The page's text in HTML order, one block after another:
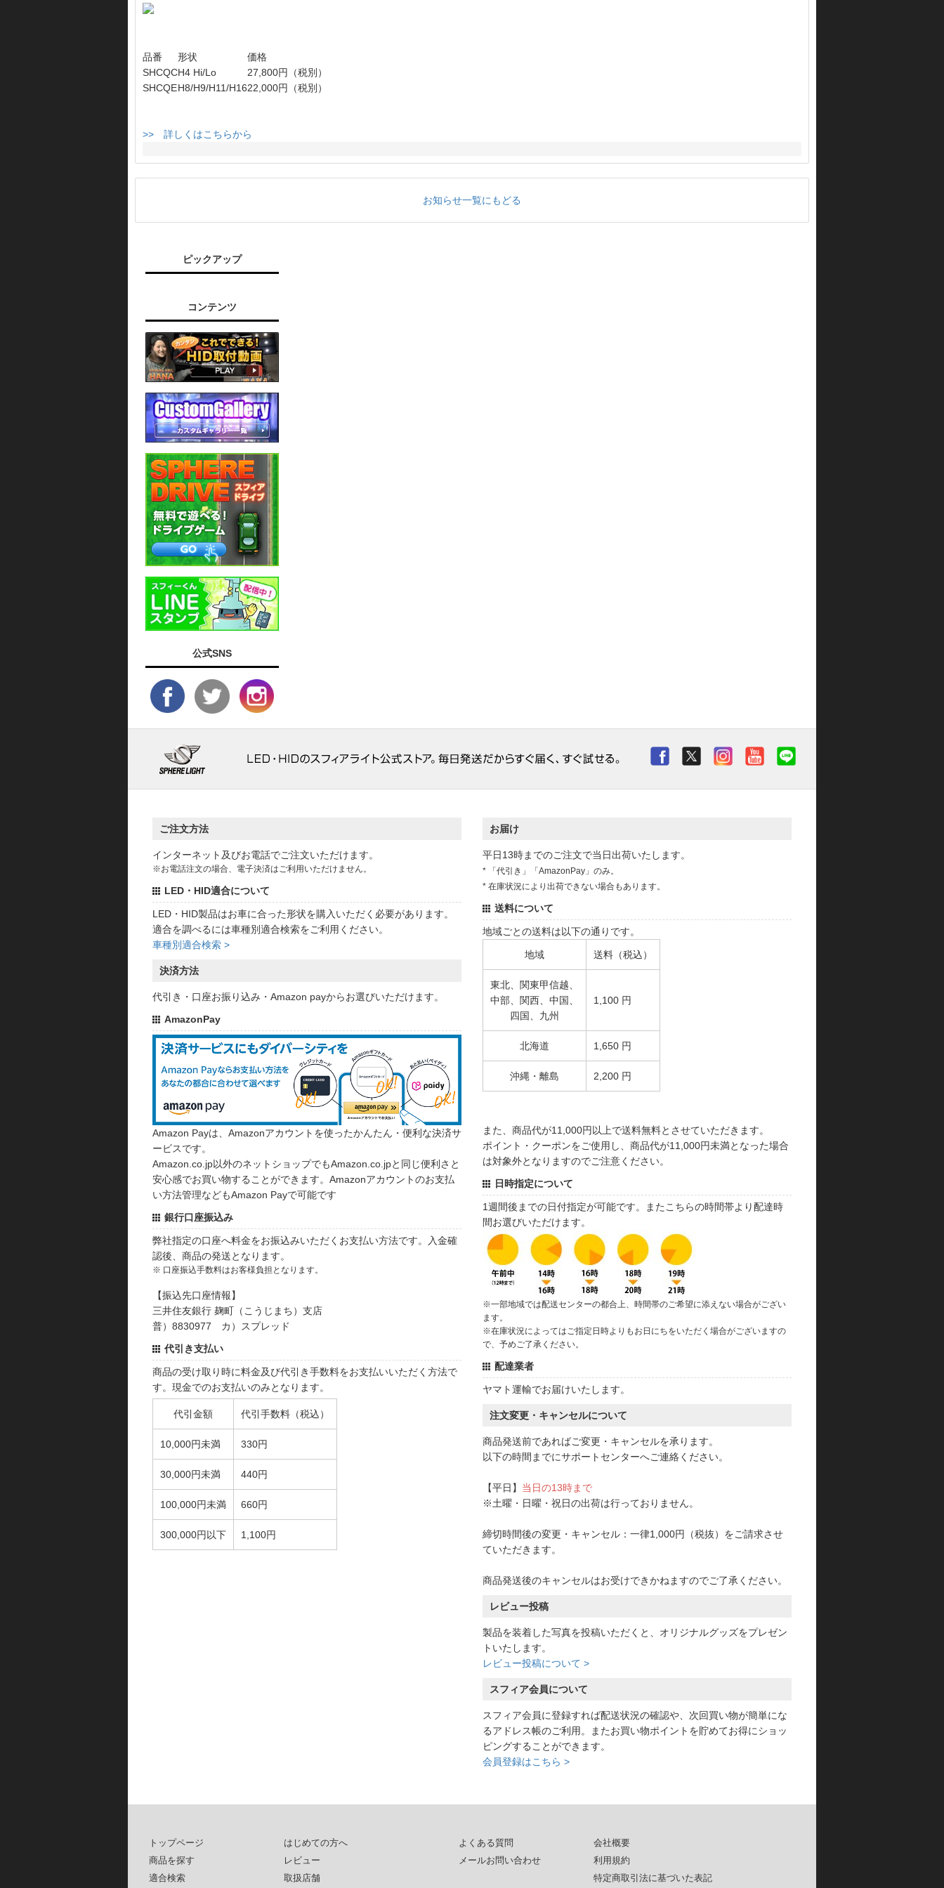
品番 形状
価格
SHCQCH4 Hi/Lo
27,800円（税別）
SHCQEH8/H9/H11/H1622,000円（税別）
>> 詳しくはこちらから
お知らせ一覧にもどる
ピックアップ
コンテンツ
公式SNS
ご注文方法
インターネット及びお電話でご注文いただけます。
※お電話注文の場合、電子決済はご利用いただけません。
LED・HID適合について
LED・HID製品はお車に合った形状を購入いただく必要があります。
適合を調べるには車種別適合検索をご利用ください。
車種別適合検索 >
決済方法
代引き・口座お振り込み・Amazon payからお選びいただけます。
AmazonPay
Amazon Payは、Amazonアカウントを使ったかんたん・便利な決済サ
ービスです。
Amazon.co.jp以外のネットショップでもAmazon.co.jpと同じ便利さと
安心感でお買い物することができます。Amazonアカウントのお支払
い方法管理などもAmazon Payで可能です
銀行口座振込み
弊社指定の口座へ料金をお振込みいただくお支払い方法です。入金確
認後、商品の発送となります。
※ 口座振込手数料はお客様負担となります。
【振込先口座情報】
三井住友銀行 麹町（こうじまち）支店
普）8830977 カ）スプレッド
代引き支払い
商品の受け取り時に料金及び代引き手数料をお支払いいただく方法で
す。現金でのお支払いのみとなります。
代引金額 代引手数料（税込）
10,000円未満 330円
30,000円未満 440円
100,000円未満 660円
300,000円以下 1,100円
お届け
平日13時までのご注文で当日出荷いたします。
* 「代引き」「AmazonPay」のみ。
* 在庫状況により出荷できない場合もあります。
送料について
地域ごとの送料は以下の通りです。
地域 送料（税込）
東北、関東甲信越、
中部、関西、中国、
四国、九州
1,100 円
北海道 1,650 円
沖縄・離島 2,200 円
また、商品代が11,000円以上で送料無料とさせていただきます。
ポイント・クーポンをご使用し、商品代が11,000円未満となった場合
は対象外となりますのでご注意ください。
日時指定について
1週間後までの日付指定が可能です。またこちらの時間帯より配達時
間お選びいただけます。
※一部地域では配送センターの都合上、時間帯のご希望に添えない場合がござい
ます。
※在庫状況によってはご指定日時よりもお日にちをいただく場合がございますの
で、予めご了承ください。
配達業者
ヤマト運輸でお届けいたします。
注文変更・キャンセルについて
商品発送前であればご変更・キャンセルを承ります。
以下の時間までにサポートセンターへご連絡ください。
【平日】 当日の13時まで
※土曜・日曜・祝日の出荷は行っておりません。
締切時間後の変更・キャンセル：一律1,000円（税抜）をご請求させ
ていただきます。
商品発送後のキャンセルはお受けできかねますのでご了承ください。
レビュー投稿
製品を装着した写真を投稿いただくと、オリジナルグッズをプレゼン
トいたします。
レビュー投稿について >
スフィア会員について
スフィア会員に登録すれば配送状況の確認や、次回買い物が簡単にな
るアドレス帳のご利用。またお買い物ポイントを貯めてお得にショッ
ピングすることができます。
会員登録はこちら >
トップページ
商品を探す
適合検索
はじめての方へ
レビュー
取扱店舗
よくある質問
メールお問い合わせ
会社概要
利用規約
特定商取引法に基づいた表記